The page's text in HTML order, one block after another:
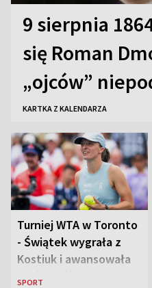
9 sierpnia
się Roman
„ojców”
KARTKA Z KALENDARZA
Turniej WTA w Toronto
- Świątek wygrała z
Kostiuk i awansowała
do ćwierćfinału
SPORT